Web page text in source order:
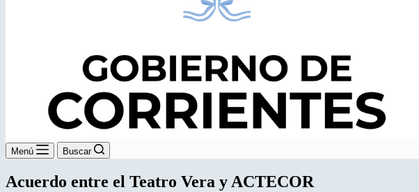
Menú Buscar
Acuerdo entre el Teatro Vera y ACTECOR